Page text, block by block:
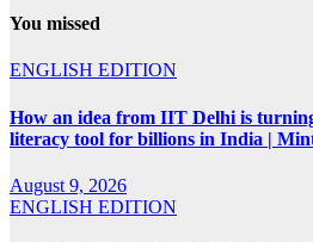
You missed
ENGLISH EDITION
How an idea from IIT Delhi is
literacy tool for billions in India |
August 9, 2026
ENGLISH EDITION